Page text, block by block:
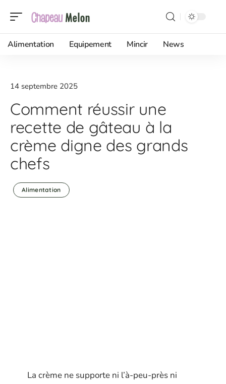
Alimentation Equipement Mincir News
14 septembre 2025
Comment réussir une
recette de gâteau à la
crème digne des grands
chefs
Alimentation
La crème ne supporte ni l’à-peu-près ni